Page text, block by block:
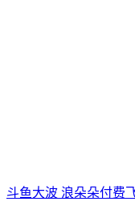
斗鱼大波 浪朵朵付费